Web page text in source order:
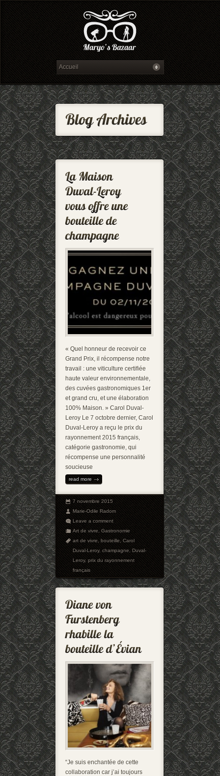
« Quel honneur de recevoir ce
Grand Prix, il récompense notre
travail : une viticulture certifiée
haute valeur environnementale,
des cuvées gastronomiques 1er
et grand cru, et une élaboration
100% Maison. » Carol Duval-
Leroy Le 7 octobre dernier, Carol
Duval-Leroy a reçu le prix du
rayonnement 2015 français,
catégorie gastronomie, qui
récompense une personnalité
soucieuse
read more
7 novembre 2015
Marie-Odile Radom
Leave a comment
Art de vivre,Gastronomie
art de vivre,bouteille,Carol
Duval-Leroy,champagne,Duval-
Leroy,prix du rayonnement
français
“Je suis enchantée de cette
collaboration car j’ai toujours